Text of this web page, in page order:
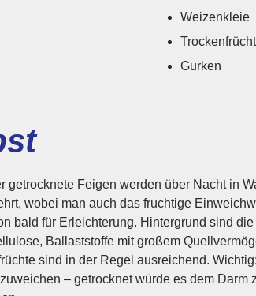
Weizenkleie
Gurken
getrocknete Feigen werden über Nacht in
wobei man auch das fruchtige
bald für Erleichterung. Hintergrund sind
Ballast­stoffe mit großem
sind in der Regel ausreichend.
– getrocknet würde es dem Darm